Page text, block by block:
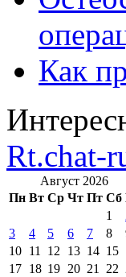
Как
Rt.chat-
Август 2026
Пн Вт Ср Чт Пт Сб
1
3
4 5 6 7 8
10 11 12 13 14 15
17 18 19 20 21 22